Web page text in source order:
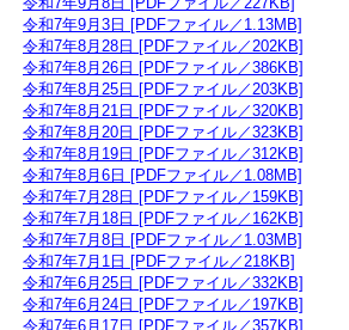
令和7年9月3日 [PDFファイル／1.13MB]
令和7年8月28日 [PDFファイル／202KB]
令和7年8月26日 [PDFファイル／386KB]
令和7年8月25日 [PDFファイル／203KB]
令和7年8月21日 [PDFファイル／320KB]
令和7年8月20日 [PDFファイル／323KB]
令和7年8月19日 [PDFファイル／312KB]
令和7年8月6日 [PDFファイル／1.08MB]
令和7年7月28日 [PDFファイル／159KB]
令和7年7月18日 [PDFファイル／162KB]
令和7年7月8日 [PDFファイル／1.03MB]
令和7年7月1日 [PDFファイル／218KB]
令和7年6月25日 [PDFファイル／332KB]
令和7年6月24日 [PDFファイル／197KB]
令和7年6月17日 [PDFファイル／357KB]